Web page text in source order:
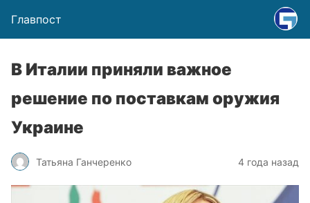
Главпост
В Италии приняли важное
решение по поставкам оружия
Украине
Татьяна Ганчеренко 4 года назад